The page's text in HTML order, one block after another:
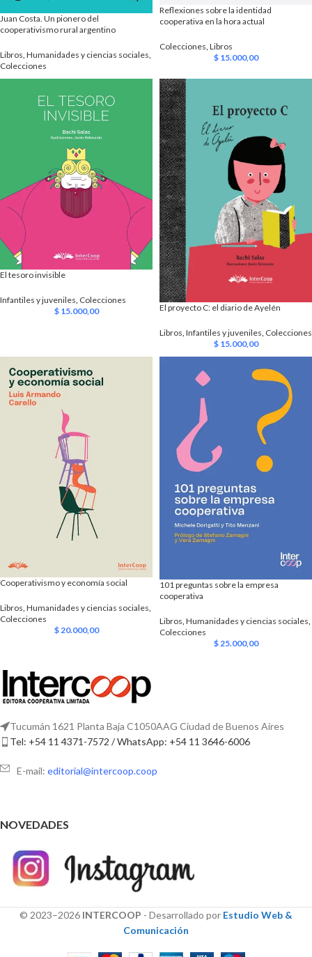
Juan Costa. Un pionero del
cooperativismo rural argentino
Libros Humanidades y ciencias sociales
Colecciones
Reflexiones sobre la identidad
cooperativa en la hora actual
Colecciones Libros
$15.000,00
El tesoro invisible
Infantiles y juveniles, Colecciones
$15.000,00 El proyecto C: el diario de Ayelén
Libros Infantiles y juveniles Colecciones
$15.000,00
Cooperativismo y economía social
Libros Humanidades y ciencias sociales
Colecciones
$20.000,00
101 preguntas sobre la empresa
cooperativa
Libros, Humanidades y ciencias sociales,
Colecciones
$25.000,00
Tucumán 1621 Planta Baja C1050AAG Ciudad de Buenos Aires
Tel: +54 11 4371-7572 / WhatsApp: +54 11 3646-6006
E-mail: editorial@intercoop.coop
NOVEDADES
© 2023–2026 INTERCOOP - Desarrollado por Estudio Web &
Comunicación